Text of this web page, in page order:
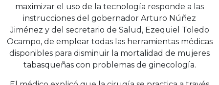
maximizar el uso de la tecnología responde a las
instrucciones del gobernador Arturo Núñez
Jiménez y del secretario de Salud, Ezequiel Toledo
Ocampo, de emplear todas las herramientas médicas
disponibles para disminuir la mortalidad de mujeres
tabasqueñas con problemas de ginecología.